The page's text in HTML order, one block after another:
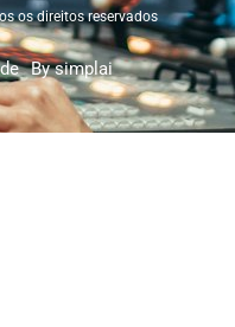
os direitos reservados
By simplai